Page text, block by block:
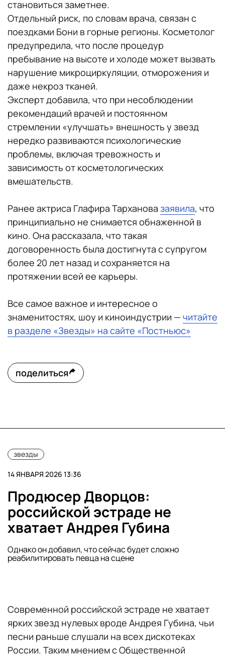
становиться заметнее.
Отдельный риск, по словам врача, связан с
поездками Бони в горные регионы. Косметолог
предупредила, что после процедур
пребывание на высоте и холоде может вызвать
нарушение микроциркуляции, отморожения и
даже некроз тканей.
Эксперт добавила, что при несоблюдении
рекомендаций врачей и постоянном
стремлении «улучшать» внешность у звезд
нередко развиваются психологические
проблемы, включая тревожность и
зависимость от косметологических
вмешательств.
Ранее актриса Глафира Тарханова заявила, что
принципиально не снимается обнаженной в
кино. Она рассказала, что такая
договоренность была достигнута с супругом
более 20 лет назад и сохраняется на
протяжении всей ее карьеры.
Все самое важное и интересное о
знаменитостях, шоу и киноиндустрии — читайте
в разделе «Звезды» на сайте «Постньюс»
поделиться
звезды
14 ЯНВАРЯ 2026 13:36
Продюсер Дворцов:
российской эстраде не
хватает Андрея Губина
Однако он добавил, что сейчас будет сложно
реабилитировать певца на сцене
Современной российской эстраде не хватает
ярких звезд нулевых вроде Андрея Губина, чьи
песни раньше слушали на всех дискотеках
России. Таким мнением сОбщественной